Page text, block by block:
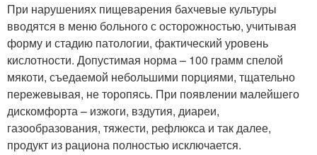
При нарушениях пищеварения бахчевые культуры
вводятся в меню больного с осторожностью, учитывая
форму и стадию патологии, фактический уровень
кислотности. Допустимая норма – 100 грамм спелой
мякоти, съедаемой небольшими порциями, тщательно
пережевывая, не торопясь. При появлении малейшего
дискомфорта – изжоги, вздутия, диареи,
газообразования, тяжести, рефлюкса и так далее,
продукт из рациона полностью исключается.